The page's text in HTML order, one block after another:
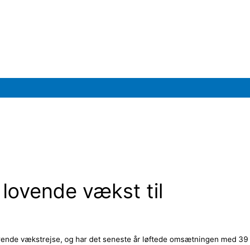
lovende vækst til
vækstrejse, og har det seneste år løftede omsætningen med 39